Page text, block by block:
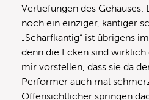
Vertiefungen des
noch ein einziger, kantiger
„Scharfkantig“ ist übrigens
denn die Ecken sind
mir vorstellen, dass sie da
Performer auch mal
Offensichtlicher springen